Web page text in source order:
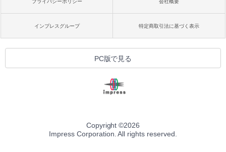
プライバシーポリシー 会社概要
インプレスグループ 特定商取引法に基づく表示
PC版で見る
Copyright ©2026
Impress Corporation. All rights reserved.